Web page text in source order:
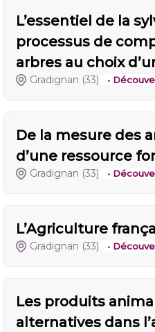
L’essentiel de la
processus de
arbres au choix
Gradignan (33) •
De la mesure des
d’une ressource
Gradignan (33) •
L’Agriculture
Gradignan (33) •
Les produits
alternatives dans